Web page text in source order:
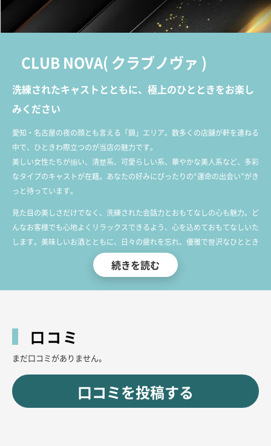
CLUB NOVA( クラブノヴァ )
洗練されたキャストとともに、極上のひとときをお楽し
みください
愛知・名古屋の夜の顔とも言える「錦」エリア。数多くの店舗が軒を連ねる
中で、ひときわ際立つのが当店の魅力です。
美しい女性たちが揃い、清楚系、可愛らしい系、華やかな美人系など、多彩
なタイプのキャストが在籍。あなたの好みにぴったりの“運命の出会い”がき
っと待っています。
見た目の美しさだけでなく、洗練された会話力とおもてなしの心も魅力。ど
んなお客様でも心地よくリラックスできるよう、心を込めておもてなしいた
します。美味しいお酒とともに、日々の疲れを忘れ、優雅で贅沢なひととき
当店は地下鉄「栄駅」から徒歩5分の好立地にあり、アクセスも抜群。地下
街を通って快適にお越しいただけるので、雨の日でも安心です。また、周囲
「自分へのご褒美として、贅沢な夜を過ごしたい」。そんなあなたにぴった
りな空間です。ぜひ、特別なひとときをお楽しみください。
スタッフ一同、心よりお待ちしています。
続きを読む
口コミ
まだ口コミがありません。
口コミを投稿する